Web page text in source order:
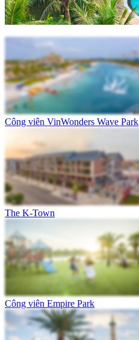
Công viên VinWonders Wave Park
The K-Town
Công viên Empire Park